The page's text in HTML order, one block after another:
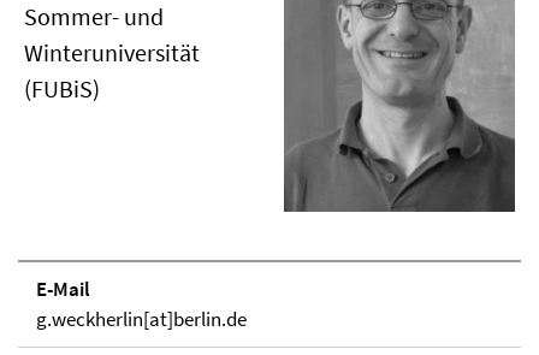
Sommer- und
Winteruniversität
(FUBiS)
E-Mail
g.weckherlin[at]berlin.de